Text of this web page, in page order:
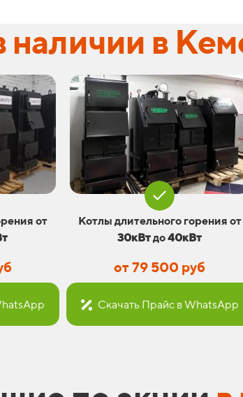
наличии в
от
Котлы длительного горения от
30кВтдо40кВт
от 79 500 руб
Скачать Прайс в WhatsApp